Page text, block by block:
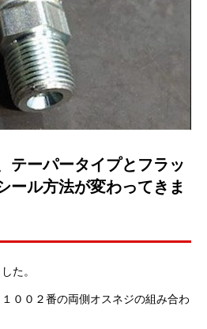
テーパータイプとフラッ
ール方法が変わってきま
た。
００２番の両側オスネジの組み合わ